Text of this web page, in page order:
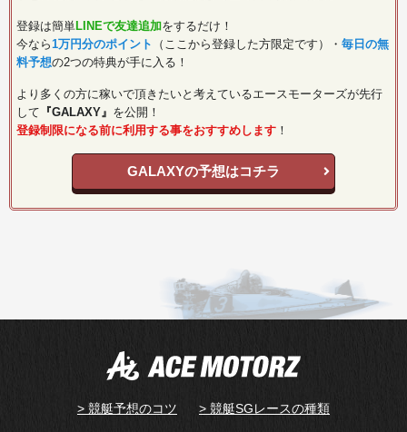
登録は簡単LINEで友達追加をするだけ！
今なら1万円分のポイント （ここから登録した方限定です）・ 毎日の無
料予想の2つの特典が手に入る！
より多くの方に稼いで頂きたいと考えているエースモーターズが先行
して 『GALAXY』 を公開！
登録制限になる前に利用する事をおすすめします ！
GALAXYの予想はコチラ
> 競艇予想のコツ > 競艇SGレースの種類